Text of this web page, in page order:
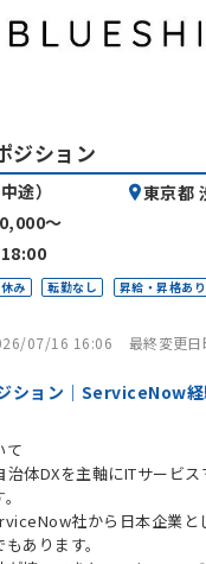
ジション
途）
〜
東京都
み 転勤なし 昇給・昇格あり
07/16 16:06 最終変更
ション｜ServiceNow経
て
体DXを主軸にITサービス
社から日本企業と
あります。